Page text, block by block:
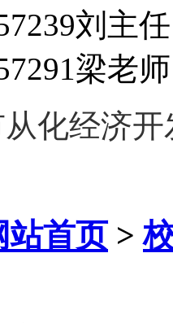
刘主任
梁老师
化经济
站首页>